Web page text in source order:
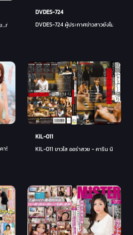
กับการเปิดตัวสุดฮือฮา! - อายะ โอซาก้า
DVDES-724
DVDES-724 ผู้ประกาศข่าวสาวยังไม่รอด - คิ
ริ ฟุคุยามะ
KIL-011
KIL-011 ขาวใส ออร่าสวย - คาริน นิชิโนะ (ม